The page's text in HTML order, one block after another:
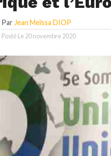
Par Jean Meïssa DIOP
Posté Le 20 novembre 2020